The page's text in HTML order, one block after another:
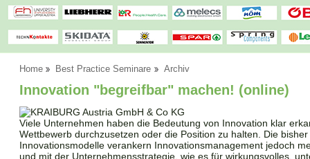
Home Best Practice Seminare Archiv
Innovation "begreifbar" machen! (online)
Viele Unternehmen haben die Bedeutung von Innovation klar
Wettbewerb durchzusetzen oder die Position zu halten. Die
Innovationsmodelle verankern Innovationsmanagement jedoch
und mit der Unternehmensstrategie, wie es für wirkungsvolles,